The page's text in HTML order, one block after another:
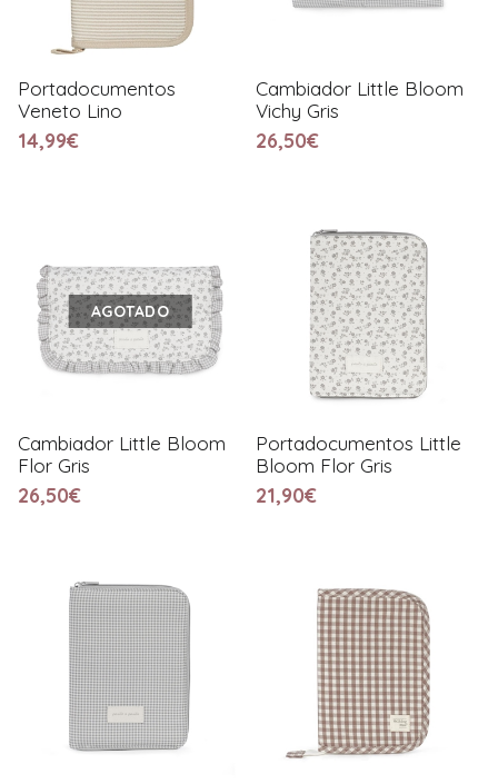
Portadocumentos
Veneto Lino
14,99€
Cambiador Little Bloom
Vichy Gris
26,50€
AGOTADO
Cambiador Little Bloom
Flor Gris
26,50€
Portadocumentos Little
Bloom Flor Gris
21,90€